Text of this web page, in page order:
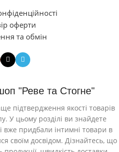
оферти
та обмін
"Реве та Стогне"
підтвердження якості товарів
У цьому розділі ви знайдете
вже придбали інтимні товари в
своїм досвідом. Дізнайтесь, що